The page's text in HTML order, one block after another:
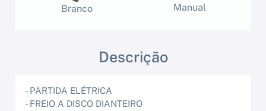
Branco Manual
Descrição
- PARTIDA ELÉTRICA
- FREIO A DISCO DIANTEIRO